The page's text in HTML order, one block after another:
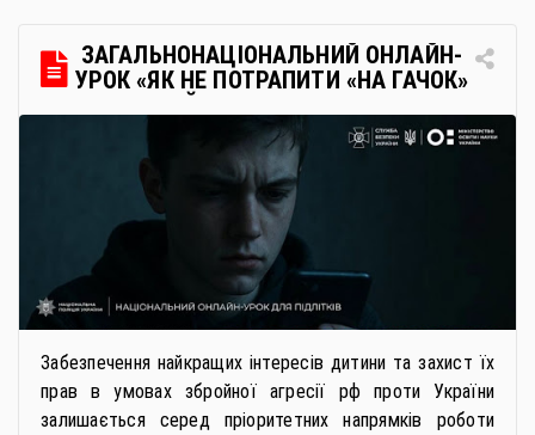
передбачає: Скористатися цією процедурою […]
ЗАГАЛЬНОНАЦІОНАЛЬНИЙ ОНЛАЙН-
УРОК «ЯК НЕ ПОТРАПИТИ «НА ГАЧОК»
РОСІЙСЬКИХ СПЕЦСЛУЖБ
Забезпечення найкращих інтересів дитини та захист їх
прав в умовах збройної агресії рф проти України
залишається серед пріоритетних напрямків роботи